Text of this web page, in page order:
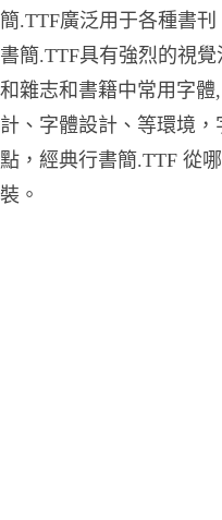
簡.TTF廣泛用于各種書
書簡.TTF具有強烈的視
和雜志和書籍中常用字
計、字體設計、等環境
點，經典行書簡.TTF 從
裝。